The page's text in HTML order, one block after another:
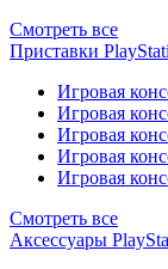
Смотреть все
Приставки
Игровая
Игровая
Игровая
Игровая
Игровая
Смотреть все
Аксессуары